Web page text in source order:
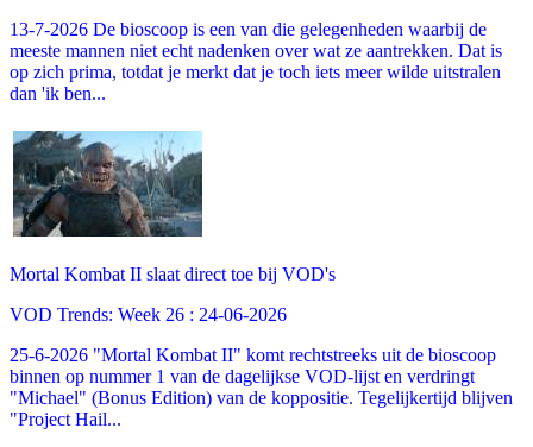
13-7-2026 De bioscoop is een van die gelegenheden waarbij de
meeste mannen niet echt nadenken over wat ze aantrekken. Dat is
op zich prima, totdat je merkt dat je toch iets meer wilde uitstralen
dan 'ik ben...
Mortal Kombat II slaat direct toe bij VOD's
VOD Trends: Week 26 : 24-06-2026
25-6-2026 "Mortal Kombat II" komt rechtstreeks uit de bioscoop
binnen op nummer 1 van de dagelijkse VOD-lijst en verdringt
"Michael" (Bonus Edition) van de koppositie. Tegelijkertijd blijven
"Project Hail...